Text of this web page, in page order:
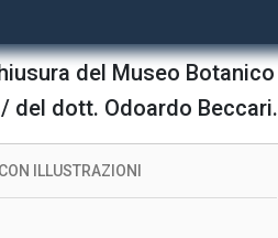
del Museo Botanico
del dott. Odoardo Beccari.
ILLUSTRAZIONI